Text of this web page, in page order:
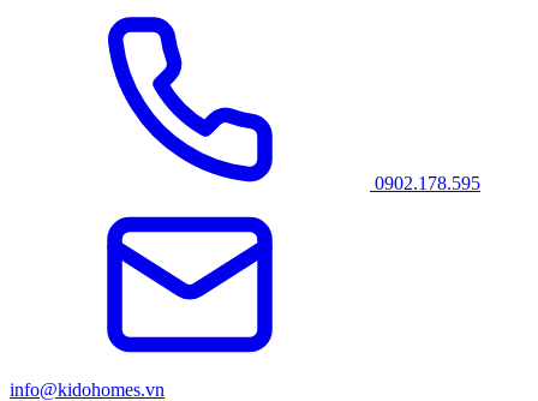
0902.178.595
info@kidohomes.vn